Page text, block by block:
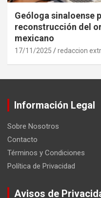
Geóloga sinaloense
reconstrucción del
mexicano
17/11/2025 redaccion
Información Legal
Sobre Nosotros
Contacto
Términos y Condiciones
Política de Privacidad
Avisos de